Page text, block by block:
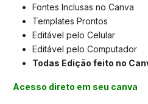
Fontes Inclusas no Canva
Templates Prontos
Editável pelo Celular
Editável pelo Computador
Todas Edição feito no
Acesso direto em seu canva